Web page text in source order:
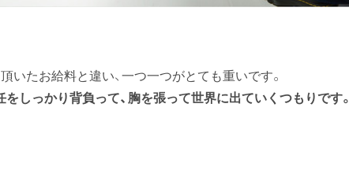
いたお給料と違い、一つ一つがとても重いです。
しっかり背負って、胸を張って世界に出ていくつもりです。